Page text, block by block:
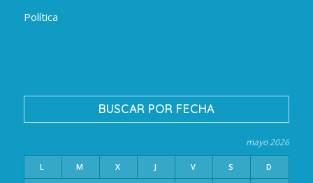
Política
BUSCAR POR FECHA
mayo 2026
L M X J V S D